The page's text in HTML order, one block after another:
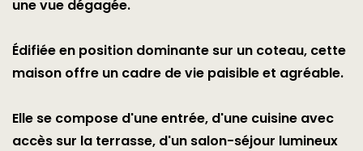
une vue dégagée.
Édifiée en position dominante sur un coteau, cette
maison offre un cadre de vie paisible et agréable.
Elle se compose d'une entrée, d'une cuisine avec
accès sur la terrasse, d'un salon-séjour lumineux